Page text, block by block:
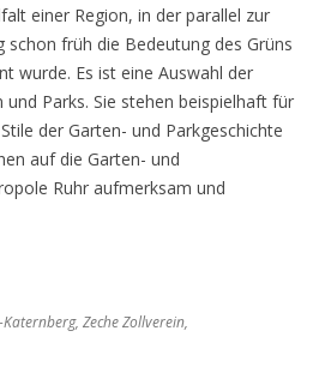
einer Region, in der parallel zur
schon früh die Bedeutung des Grüns
wurde. Es ist eine Auswahl der
Parks. Sie stehen beispielhaft für
der Garten- und Parkgeschichte
auf die Garten- und
Ruhr aufmerksam und
Zeche Zollverein,